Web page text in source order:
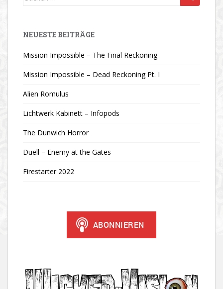
NEUESTE BEITRÄGE
Mission Impossible – The Final Reckoning
Mission Impossible – Dead Reckoning Pt. I
Alien Romulus
Lichtwerk Kabinett – Infopods
The Dunwich Horror
Duell – Enemy at the Gates
Firestarter 2022